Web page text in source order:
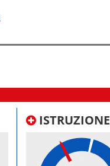
ISTRUZIONE